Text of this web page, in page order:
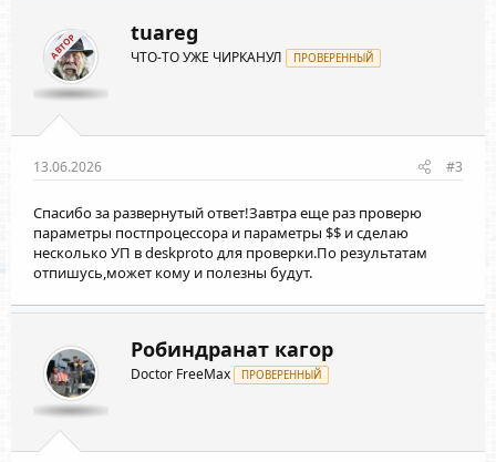
и
и
:
АВТОР tuareg
ЧТО-ТО УЖЕ ЧИРКАНУЛ ПРОВЕРЕННЫЙ
13.06.2026 #3
Спасибо за развернутый ответ!Завтра еще раз проверю
параметры постпроцессора и параметры $$ и сделаю
несколько УП в deskproto для проверки.По результатам
отпишусь,может кому и полезны будут.
Робиндранат кагор
Doctor FreeMax ПРОВЕРЕННЫЙ